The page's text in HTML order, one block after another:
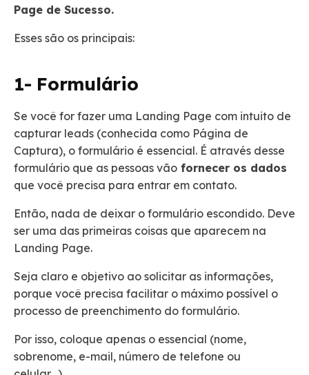
Page de Sucesso.
Esses são os principais:
1- Formulário
Se você for fazer uma Landing Page com intuito de
capturar leads (conhecida como Página de
Captura), o formulário é essencial. É através desse
formulário que as pessoas vão fornecer os dados
que você precisa para entrar em contato.
Então, nada de deixar o formulário escondido. Deve
ser uma das primeiras coisas que aparecem na
Landing Page.
Seja claro e objetivo ao solicitar as informações,
porque você precisa facilitar o máximo possível o
processo de preenchimento do formulário.
Por isso, coloque apenas o essencial (nome,
sobrenome, e-mail, número de telefone ou